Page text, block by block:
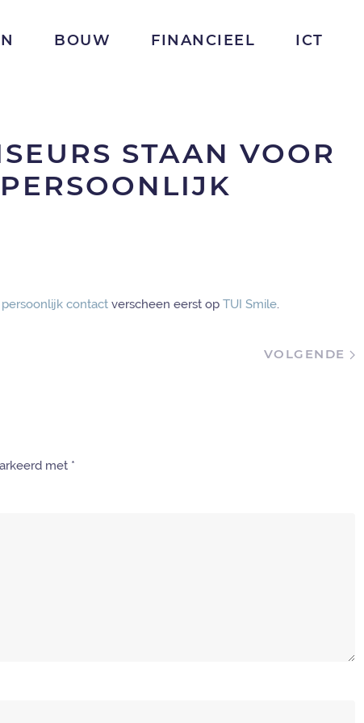
BOUW FINANCIEEL ICT
STAAN VOOR
contact verscheen eerst op TUI Smile.
VOLGENDE
met *